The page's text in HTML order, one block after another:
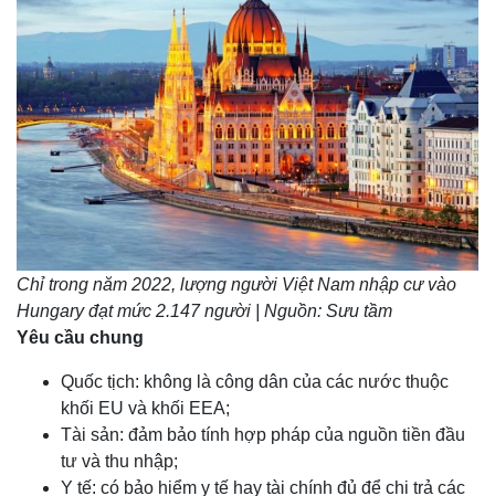
Chỉ trong năm 2022, lượng người Việt Nam nhập cư vào
Hungary đạt mức 2.147 người | Nguồn: Sưu tầm
Yêu cầu chung
Quốc tịch: không là công dân của các nước thuộc
khối EU và khối EEA;
Tài sản: đảm bảo tính hợp pháp của nguồn tiền đầu
tư và thu nhập;
Y tế: có bảo hiểm y tế hay tài chính đủ để chi trả các